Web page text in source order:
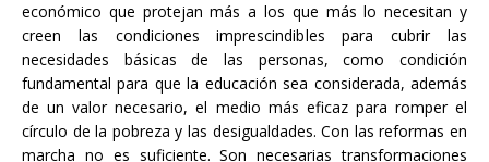
económico que protejan más a los que más lo necesitan y
creen las condiciones imprescindibles para cubrir las
necesidades básicas de las personas, como condición
fundamental para que la educación sea considerada, además
de un valor necesario, el medio más eficaz para romper el
círculo de la pobreza y las desigualdades. Con las reformas en
marcha no es suficiente. Son necesarias transformaciones